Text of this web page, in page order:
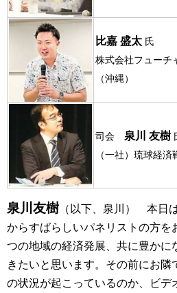
比嘉 盛太 氏
株式会社フューチ
（沖縄）
司会 泉川 友樹
（一社）琉球経
泉川友樹（以下、泉川） 本日
からすばらしいパネリストの方を
つの地域の経済発展、共に豊かに
きたいと思います。その前にお隣
の状況が起こっているのか、ビデ